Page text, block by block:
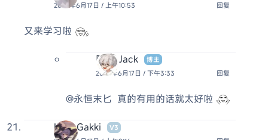
2025年6月17日 / 上午10:53
回复
又来学习啦
阿杰 Jack
博主
2025年6月17日 / 下午3:33
回复
@永恒末匕 真的有用的话就太好啦
HelloGakki
V3